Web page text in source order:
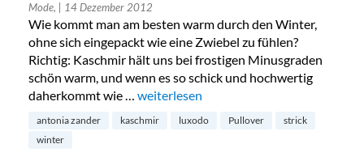
Mode, | 14 Dezember 2012
Wie kommt man am besten warm durch den Winter,
ohne sich eingepackt wie eine Zwiebel zu fühlen?
Richtig: Kaschmir hält uns bei frostigen Minusgraden
schön warm, und wenn es so schick und hochwertig
daherkommt wie … „Kaschmirpullover von Antonia Zander“
weiterlesen
antonia zander kaschmir luxodo Pullover
strick
winter